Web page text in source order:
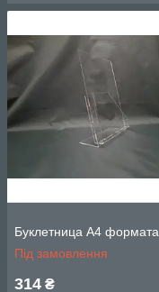
Буклетница А4 формата
Під замовлення
314 ₴